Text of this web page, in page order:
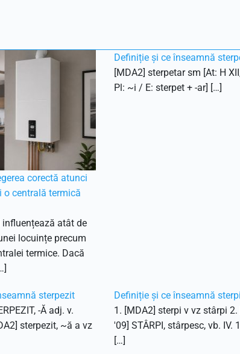
corectă atunci
o centrală termică
atât de
locuințe precum
termice. Dacă
Definiție și ce înseamnă
[MDA2] sterpetar sm [At: H
Pl: ~i / E: sterpet + -ar] […]
sterpezit
-Ă adj. v.
sterpezit, ~ă a vz
Definiție și ce înseamnă sterpi
1. [MDA2] sterpi v vz stârpi 2.
'09] STÂRPI, stârpesc, vb. IV.
[…]